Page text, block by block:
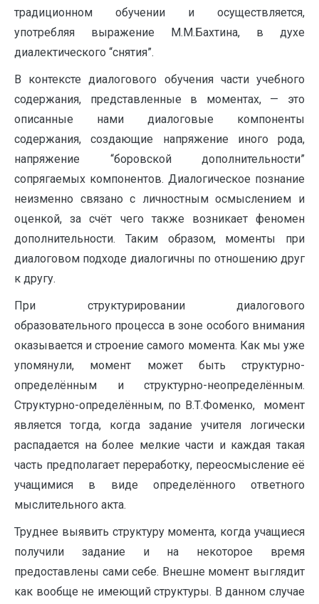
традиционном обучении и осуществляется,
употребляя выражение М.М.Бахтина, в духе
диалектического “снятия”.
В контексте диалогового обучения части учебного
содержания, представленные в моментах, — это
описанные нами диалоговые компоненты
содержания, создающие напряжение иного рода,
напряжение “боровской дополнительности”
сопрягаемых компонентов. Диалогическое познание
неизменно связано с личностным осмыслением и
оценкой, за счёт чего также возникает феномен
дополнительности. Таким образом, моменты при
диалоговом подходе диалогичны по отношению друг
к другу.
При структурировании диалогового
образовательного процесса в зоне особого внимания
оказывается и строение самого момента. Как мы уже
упомянули, момент может быть структурно-
определённым и структурно-неопределённым.
Структурно-определённым, по В.Т.Фоменко, момент
является тогда, когда задание учителя логически
распадается на более мелкие части и каждая такая
часть предполагает переработку, переосмысление её
учащимися в виде определённого ответного
мыслительного акта.
Труднее выявить структуру момента, когда учащиеся
получили задание и на некоторое время
предоставлены сами себе. Внешне момент выглядит
как вообще не имеющий структуры. В данном случае